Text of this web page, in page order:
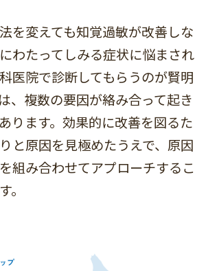
を変えても知覚過敏が改善しな
わたってしみる症状に悩まされ
医院で診断してもらうのが賢明
、複数の要因が絡み合って起き
ります。効果的に改善を図るた
と原因を見極めたうえで、原因
組み合わせてアプローチするこ
。